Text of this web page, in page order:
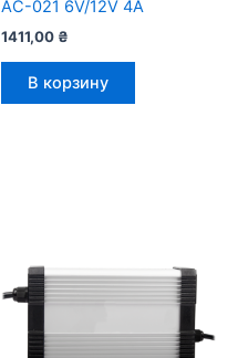
AC-021 6V/12V 4A
1411,00 ₴
В корзину